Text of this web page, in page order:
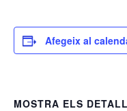
Afegeix al
MOSTRA ELS